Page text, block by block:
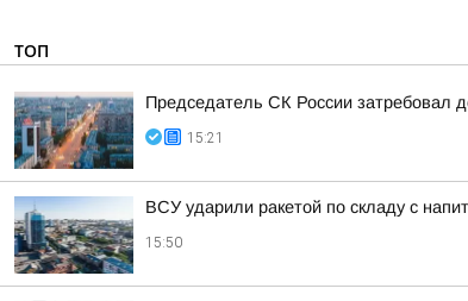
ТОП
Председатель СК России затребовал
15:21
ВСУ ударили ракетой по складу с
15:50